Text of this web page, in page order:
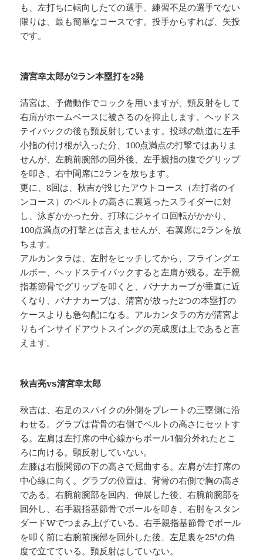
も、左打ちに転向したての選手、練習不足の選手でない
限りは、最も簡単なコースです。投手からすれば、失投
です。
清宮幸太郎が2ラン本塁打を2発
清宮は、予備動作でコックを用いますが、頸反射をして
右肩がホームベースに被さるのを抑止します。ヘッドス
テイバックの後も頸反射しています。投球の軌道に左手
小指の付け根が入った分、100点満点の打撃ではありま
せんが、左腕前腕部の回外後、左手親指の腹でグリップ
を叩き、右中間席に2ランを放ちます。
更に、8回は、秋吉が投じたアウトコース（左打者のイ
ンコース）のベルトの高さに裏返ったスライダーに対
し、泳ぎかかった分、打球にジャイロ回転がかかり、
100点満点の打撃とは言えませんが、右翼席に2ランを放
ちます。
アルカンタラは、左肘をヒッチしてから、フライングエ
ルボー、ヘッドステイバックすると左肩が残る。左手親
指基節骨でグリップを叩くと、バナナカーブが垂直に近
くなり、バナナカーブは、清宮が放った2つの本塁打の
ケースよりも急勾配になる。アルカンタラの方が清宮よ
りもインサイドアウトスイングの完成度は上であると言
えます。
秋吉亮vs清宮幸太郎
秋吉は、右足のスパイクの外側をプレートの三塁側に沿
わせる。グラブは背骨の右側でベルトの高さにセットす
る。左肩は左打席の中心線からボール1個分外れたとこ
ろに向ける。頸反射していない。
左膝は右股関節の下の高さで屈曲する。左肩が左打席の
中心線に向く。グラブの位置は、背骨の右側で胸の高さ
である。右腕前腕部を回内、伸展した後、右腕前腕部を
回外し、右手親指基節骨でボールを叩き、右肘をスタン
ダードWでつまみ上げている。右手親指基節骨でボール
を叩く前に右腕前腕部を回外した後、左足裏を25°の角
度で立てている。頸反射はしていない。